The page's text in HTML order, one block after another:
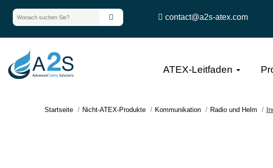
contact@a2s-atex.com
ATEX-Leitfaden
Startseite Nicht-ATEX-Produkte Kommunikation Radio und Helm